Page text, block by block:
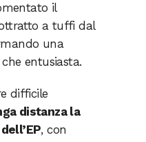
il
a tuffi dal
una
entusiasta.
difficile
distanza la
, con